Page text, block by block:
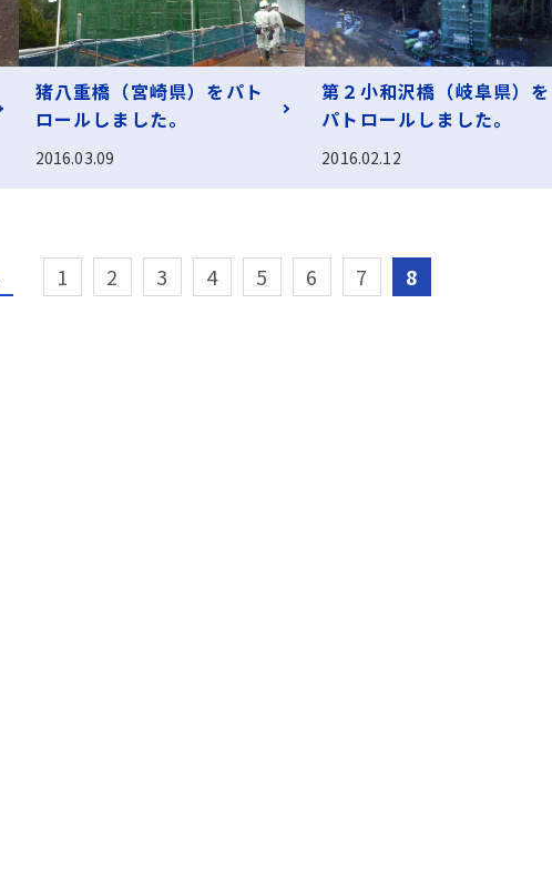
猪八重橋（宮崎県）をパト
ロールしました。
2016.03.09
第２小和沢橋（岐阜県）を
パトロールしました。
2016.02.12
1 2 3 4 5 6 7 8